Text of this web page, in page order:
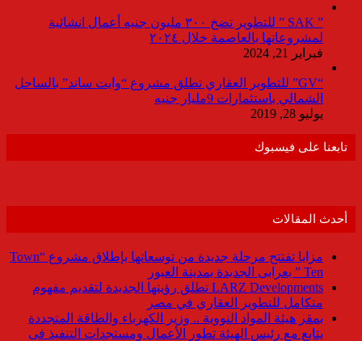
” SAK ” للتطوير تضخ ٣٠٠ مليون جنيه أعمال انشائية
لمشروعاتها بالعاصمة خلال ٢٠٢٤
فبراير 21, 2024
“GV” للتطوير العقاري تطلق مشروع “وايت ساند” بالساحل
الشمالي باستثمارات 9مليار جنيه
يوليو 28, 2019
تابعنا على فيسبوك
أحدث المقالات
مزايا تفتتح مرحلة جديدة من توسعاتها بإطلاق مشروع “Town
Ten ” بعرابى الجديدة بمدينة العبور
LARZ Developments تطلق رؤيتها الجديدة لتقديم مفهوم
متكامل للتطوير العقاري في مصر
بمقر هيئة المواد النووية .. وزير الكهرباء والطاقة المتجددة
يتابع مع رئيس الهيئة تطور الأعمال ومستجدات التنفيذ فى